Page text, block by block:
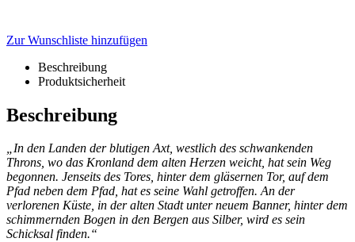
Zur Wunschliste hinzufügen
Beschreibung
Produktsicherheit
Beschreibung
„In den Landen der blutigen Axt, westlich des schwankenden
Throns, wo das Kronland dem alten Herzen weicht, hat sein Weg
begonnen. Jenseits des Tores, hinter dem gläsernen Tor, auf dem
Pfad neben dem Pfad, hat es seine Wahl getroffen. An der
verlorenen Küste, in der alten Stadt unter neuem Banner, hinter dem
schimmernden Bogen in den Bergen aus Silber, wird es sein
Schicksal finden.“